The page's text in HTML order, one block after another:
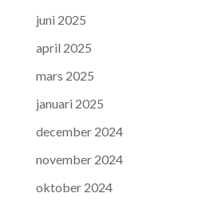
juni 2025
april 2025
mars 2025
januari 2025
december 2024
november 2024
oktober 2024